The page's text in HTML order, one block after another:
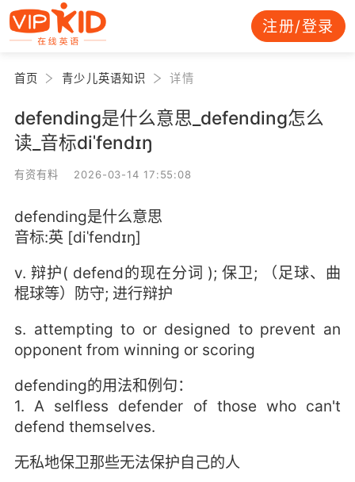
注册/登录
首页 青少儿英语知识 详情
defending是什么意思_defending怎么
读_音标diˈfendɪŋ
有资有料 2026-03-14 17:55:08
defending是什么意思
音标:英 [diˈfendɪŋ]
v. 辩护( defend的现在分词 ); 保卫; （足球、曲
棍球等）防守; 进行辩护
s. attempting to or designed to prevent an
opponent from winning or scoring
defending的用法和例句：
1. A selfless defender of those who can't
defend themselves.
无私地保卫那些无法保护自己的人